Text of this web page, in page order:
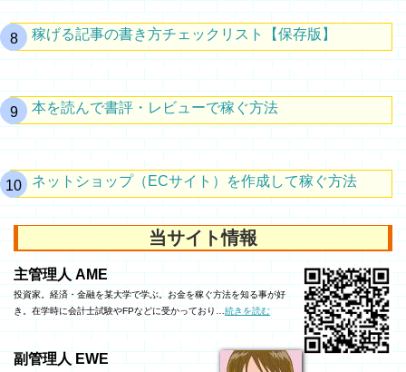
稼げる記事の書き方チェックリスト【保存版】
本を読んで書評・レビューで稼ぐ方法
ネットショップ（ECサイト）を作成して稼ぐ方法
当サイト情報
主管理人 AME
投資家。経済・金融を某大学で学ぶ。お金を稼ぐ方法を知る事が好
き。在学時に会計士試験やFPなどに受かっており…続きを読む
副管理人 EWE